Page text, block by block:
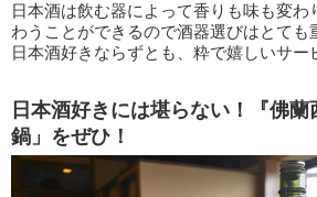
日本酒は飲む器によって香りも味も変わ
わうことができるので酒器選びはとても
日本酒好きならずとも、粋で嬉しいサー
日本酒好きには堪らない！『佛
鍋」をぜひ！